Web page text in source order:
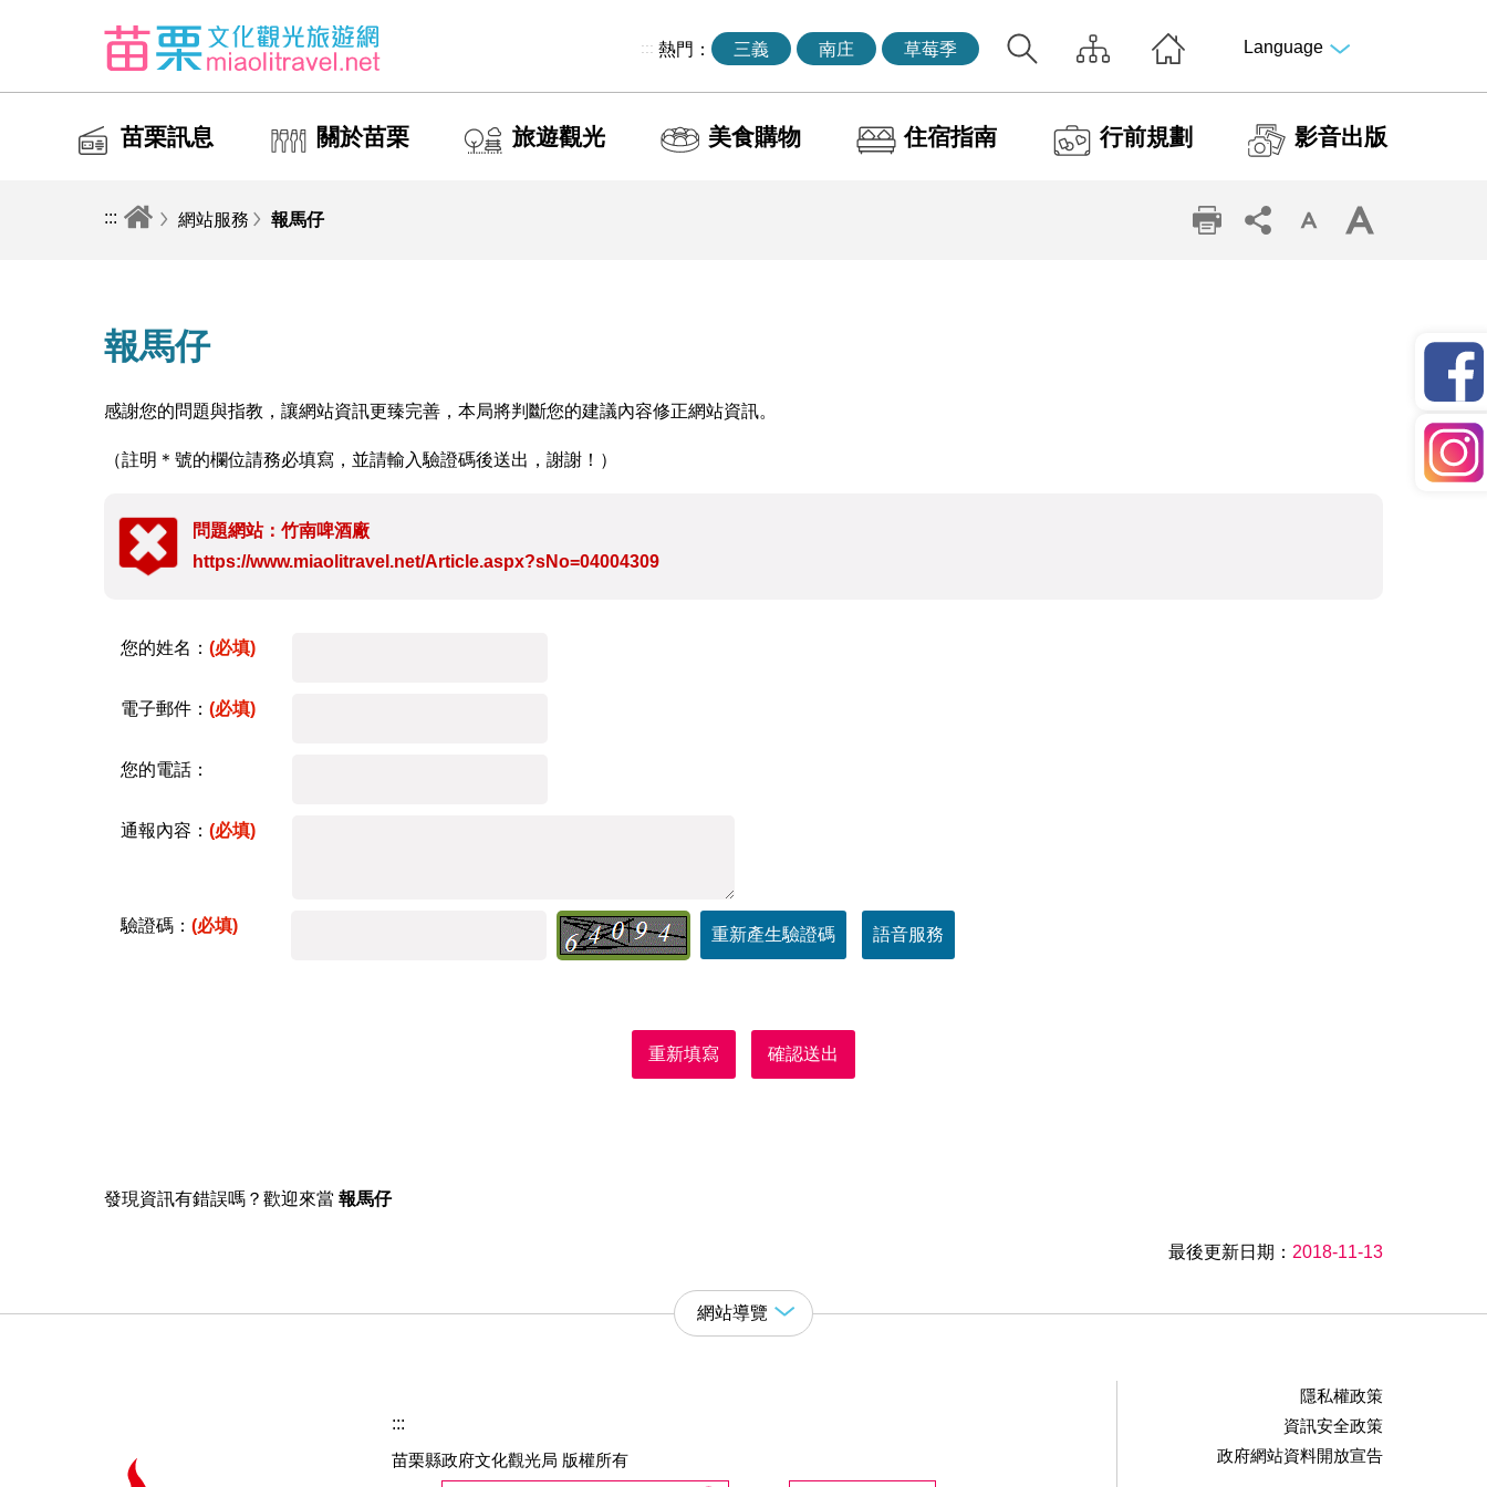
::: 熱門： 三義 南庄 草莓季 Language
苗栗訊息 關於苗栗 旅遊觀光 美食購物 住宿指南 行前規劃 影音出版
::: 網站服務 報馬仔
報馬仔
感謝您的問題與指教，讓網站資訊更臻完善，本局將判斷您的建議內容修正網站資訊。
（註明＊號的欄位請務必填寫，並請輸入驗證碼後送出，謝謝！）
問題網站：竹南啤酒廠
https://www.miaolitravel.net/Article.aspx?sNo=04004309
您的姓名：(必填)
電子郵件：(必填)
您的電話：
通報內容：(必填)
驗證碼：(必填) 重新產生驗證碼 語音服務
重新填寫 確認送出
發現資訊有錯誤嗎？歡迎來當報馬仔
最後更新日期： 2018-11-13
網站導覽
:::
苗栗縣政府文化觀光局 版權所有
隱私權政策
資訊安全政策
政府網站資料開放宣告